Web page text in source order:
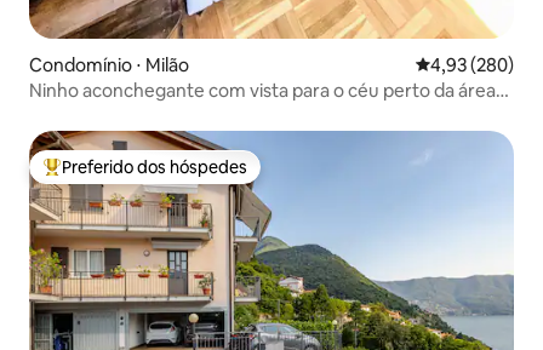
Condomínio ⋅ Milão 4,93 de uma
4,93 (280)
Ninho aconchegante com vista para o céu perto da área
Entre os melhores preferidos dos hóspedes
Preferido dos hóspedes